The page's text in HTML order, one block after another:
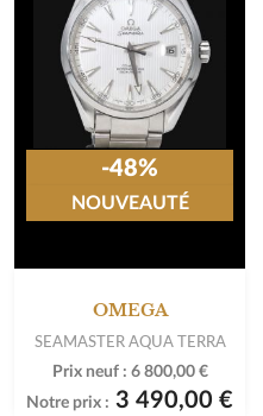
OMEGA
SEAMASTER AQUA TERRA
Prix neuf : 6 800,00 €
Notre prix : 3 490,00 €
-48%
NOUVEAUTÉ